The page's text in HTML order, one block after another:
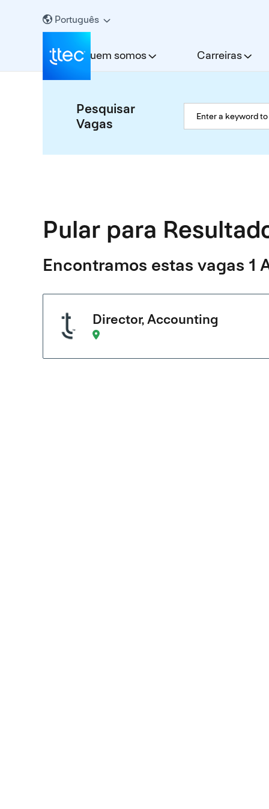
Português
Quem somos Carreiras
Pesquisar
Vagas
Pular para
Encontramos estas vagas 1
Director, Accounting